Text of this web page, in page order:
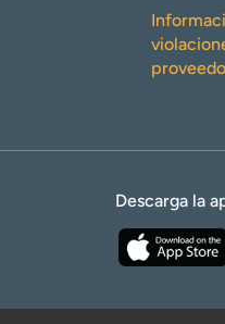
Descarga la